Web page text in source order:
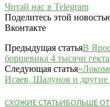
Читай нас в Telegram
Поделитесь этой
Вконтакте
Предыдущая статьяВ
борщевика 4 тысячи
Следующая статья
Исаев, Шалунов и другие
СХОЖИЕ СТАТЬИБОЛЬШЕ